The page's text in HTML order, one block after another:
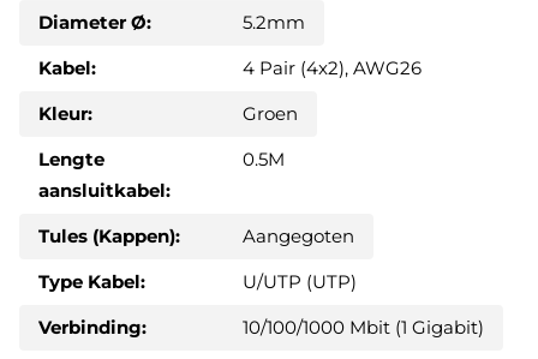
Diameter Ø:
5.2mm
Kabel:
4 Pair (4x2), AWG26
Kleur:
Groen
Lengte
aansluitkabel:
0.5M
Tules (Kappen):
Aangegoten
Type Kabel:
U/UTP (UTP)
Verbinding:
10/100/1000 Mbit (1 Gigabit)